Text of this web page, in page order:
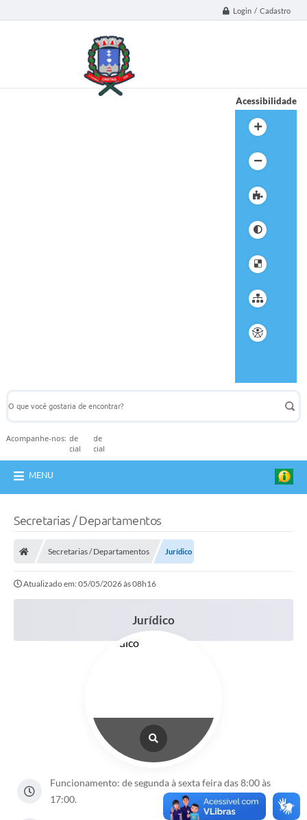
Login / Cadastro
Acessibilidade
Acompanhe-nos:
MENU
Secretarias / Departamentos
Secretarias / Departamentos Jurídico
Atualizado em: 05/05/2026 às 08h16
Jurídico
Funcionamento: de segunda à sexta feira das 8:00 às
17:00.